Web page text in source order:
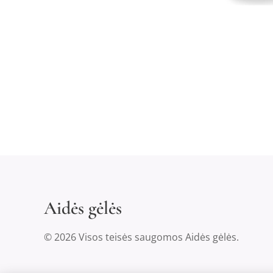
Aidės gėlės
© 2026 Visos teisės saugomos Aidės gėlės.